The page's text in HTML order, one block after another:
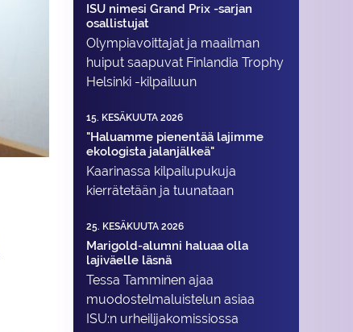
ISU nimesi Grand Prix -sarjan
osallistujat
Olympiavoittajat ja maailman
huiput saapuvat Finlandia Trophy
Helsinki -kilpailuun
15. KESÄKUUTA 2026
"Haluamme pienentää lajimme
ekologista jalanjälkeä"
Kaarinassa kilpailupukuja
kierrätetään ja tuunataan
25. KESÄKUUTA 2026
Marigold-alumni haluaa olla
lajiväelle läsnä
Tessa Tamminen ajaa
muodostelma­luistelun asiaa
ISU:n urheilija­komissiossa